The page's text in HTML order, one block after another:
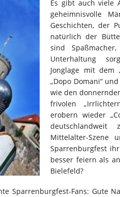
Es gibt auch viele
geheimnisvolle
Geschichten, der
natürlich der
sind
Unterhaltung
Jonglage mit dem
„Dopo Domani“
wie den
frivolen
erobern wieder
deutschlandweit
Mittelalter-Szene
Sparrenburgfest
besser feiern als
Bielefeld?
Sparrenburgfest-Fans: Gute